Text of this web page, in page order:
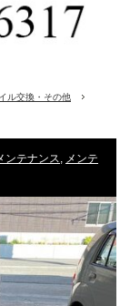
ル交換・その他
ンテナンス
メンテ